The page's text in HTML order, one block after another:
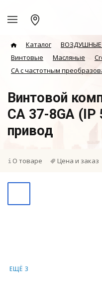
Каталог
ВОЗДУШНЫЕ
Винтовые
Масляные
CA с частотным
Винтовой
CA 37-8GA
привод
О товаре Цена и заказ
ЕЩЁ 3